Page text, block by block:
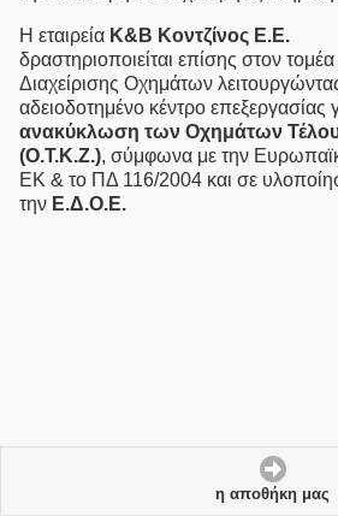
Η εταιρεία Κ&Β Κοντζίνος E.Ε.
δραστηριοποιείται επίσης στον
Διαχείρισης Οχημάτων
αδειοδοτημένο κέντρο επεξεργασίας
ανακύκλωση των Οχημάτων
(Ο.Τ.Κ.Ζ.), σύμφωνα με την
ΕΚ & το ΠΔ 116/2004 και σε
την Ε.Δ.Ο.Ε.
η αποθήκη μας